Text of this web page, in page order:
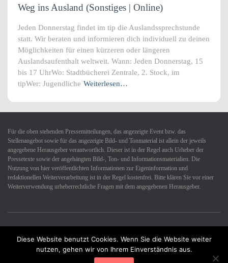
Weg ins Ausland (Sonstiges | Online)
Jeden Donnerstag findet im tip die Auslandssprechstunde
statt. Wir beraten und informieren dich individuell zu deinen
Möglichkeiten für einen kürzeren oder längeren
Auslandsaufenthalt weltweit. Wann: Jeden Donnerstag, 15
bis 17 UhrWo: Stadtbücherei Zentrale, 2. Stock, im
tipWer: Jugendliche Weiterlesen…
Für die oben stehenden Pressemitteilungen, das angezeigte Event bzw. das
Stellenangebot sowie für das angezeigte Bild- und Tonmaterial ist allein der jeweils
angegebene Herausgeber verantwortlich. Dieser ist in der Regel auch Urheber der
Pressetexte sowie der angehängten Bild-, Ton- und Informationsmaterialien. Die
Nutzung von hier veröffentlichten Informationen zur Eigeninformation und
redaktionellen Weiterverarbeitung ist in der Regel kostenfrei. Bitte klären Sie vor einer
Weiterverwendung urheberrechtliche Fragen mit dem angegebenen Herausgeber.
Datenschutzerklärung Impressum Kontakt
Diese Website benutzt Cookies. Wenn Sie die Website weiter
nutzen, gehen wir von Ihrem Einverständnis aus.